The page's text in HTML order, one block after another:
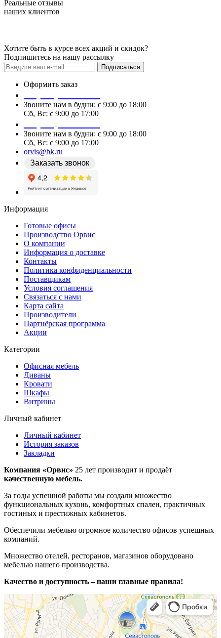
Реальные отзывы
наших клиентов
Хотите быть в курсе всех акций и скидок?
Подпишитесь на нашу рассылку
Подписаться
Оформить заказ
Звоните нам в будни: c 9:00 до 18:00
Сб, Вс: c 9:00 до 17:00
Звоните нам в будни: c 9:00 до 18:00
Сб, Вс: c 9:00 до 17:00
orvis@bk.ru
Заказать звонок
Информация
Готовые офисы
Производство Орвис
О компании
Информация о доставке
Контакты
Политика конфиденциальности
Поставщикам
Условия соглашения
Связаться с нами
Карта сайта
Производители
Партнёрская программа
Акции
Категории
Офисная мебель
Диваны
Кровати
Шкафы
Витрины
Личный кабинет
Личный кабинет
История заказов
Закладки
Компания «Орвис» 25 лет производит и продаёт
качественную мебель.
За годы успешной работы мы создали множество
функциональных кухонь, комфортных спален, практичных
гостиных и престижных кабинетов.
Обеспечили мебелью огромное количество офисов успешных
компаний.
Множество отелей, ресторанов, магазинов оборудовано
мебелью нашего производства.
Качество и доступность – наши главные правила!